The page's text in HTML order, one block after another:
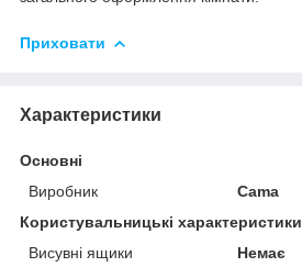
Приховати
Характеристики
Основні
Виробник
Cama
Користувальницькі характеристики
Висувні ящики
Немає